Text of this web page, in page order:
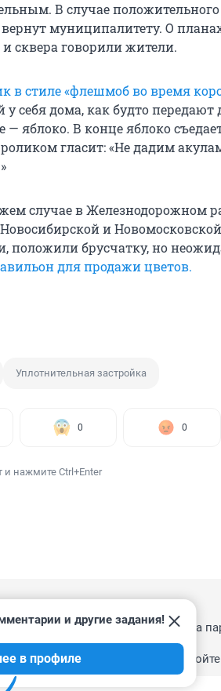
В случае
муниципалитету. О
сквера говорили жители.
в стиле «флешмоб во время
себя дома, как будто передают
яблоко. В конце яблоко
гласит: «Не дадим
случае в Железнодорожном
и
положили брусчатку, но
для продажи цветов.
Уплотнительная застройка
0 0
и нажмите Ctrl+Enter
поменяли планы со сквера на
садик, какая парковка! стройте
и другие задания!
в профиле